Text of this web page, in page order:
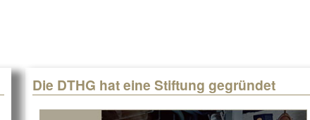
Die DTHG hat eine Stiftung gegründet